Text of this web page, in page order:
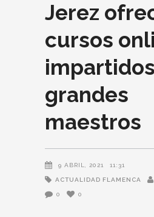
Jerez
cursos
grandes
maestros
9 ABRIL, 2021 11:31
ACTUALIDAD FLAMENCA
0 0